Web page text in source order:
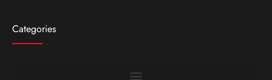
Categories